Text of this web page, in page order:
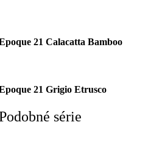
21 Calacatta Bamboo
21 Grigio Etrusco
série